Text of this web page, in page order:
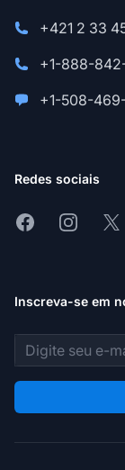
+421 2 33
+1-888-
+1-508-
Redes sociais
FacebookInstagram
X
Inscreva-se em
Endereço de e-